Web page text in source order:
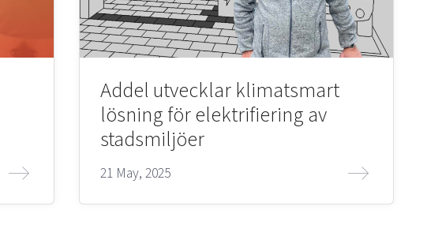
Addel utvecklar klimatsmart
lösning för elektrifiering av
stadsmiljöer
21 May, 2025